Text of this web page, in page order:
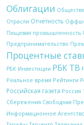
Облигации
Отрасли Отчетность
Пищевая промышленность
Предпринимательство
Процентные
РБК Инвестиции РБК ТВ
Реальное время Рейтинги
Российская газета Россия 1
Сбережения Свободная
Информационное Агентство